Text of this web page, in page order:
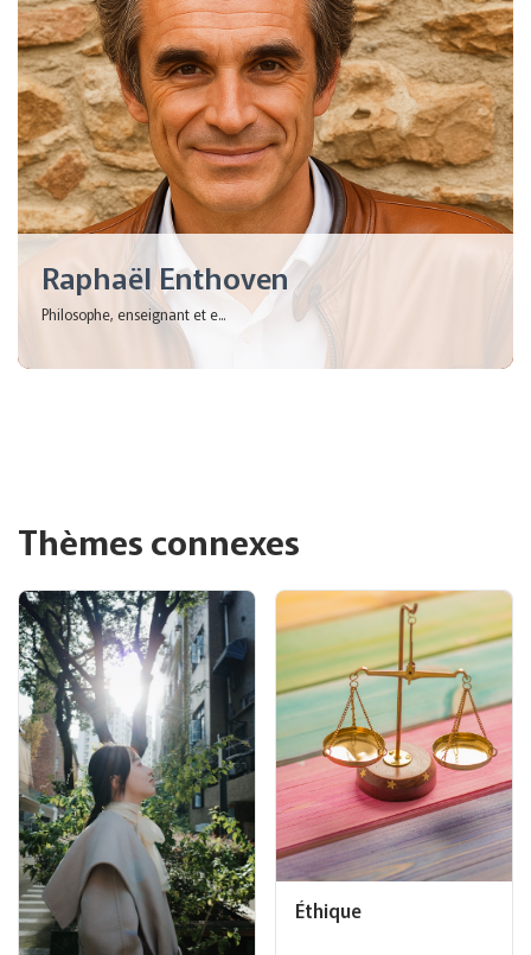
Raphaël Enthoven
Philosophe, enseignant et e...
Thèmes connexes
Éthique